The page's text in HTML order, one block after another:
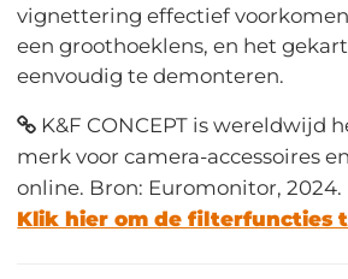
vignettering effectief
een groothoeklens, en het
eenvoudig te demonteren.
K&F CONCEPT is wereldwijd
merk voor camera-accessoires
online. Bron: Euromonitor, 2024.
Klik hier om de filterfuncties